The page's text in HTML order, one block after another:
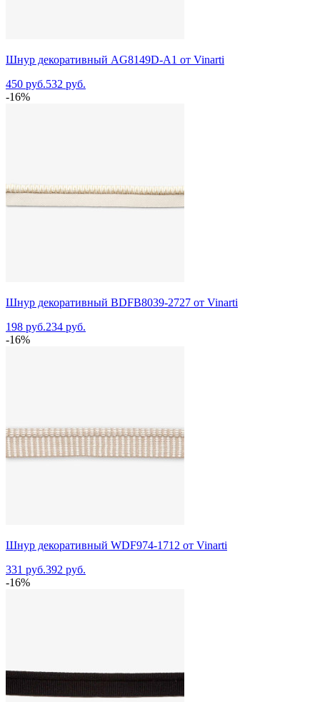
Шнур декоративный AG8149D-A1 от Vinarti
450 руб.532 руб.
-16%
Шнур декоративный BDFB8039-2727 от Vinarti
198 руб.234 руб.
-16%
Шнур декоративный WDF974-1712 от Vinarti
331 руб.392 руб.
-16%